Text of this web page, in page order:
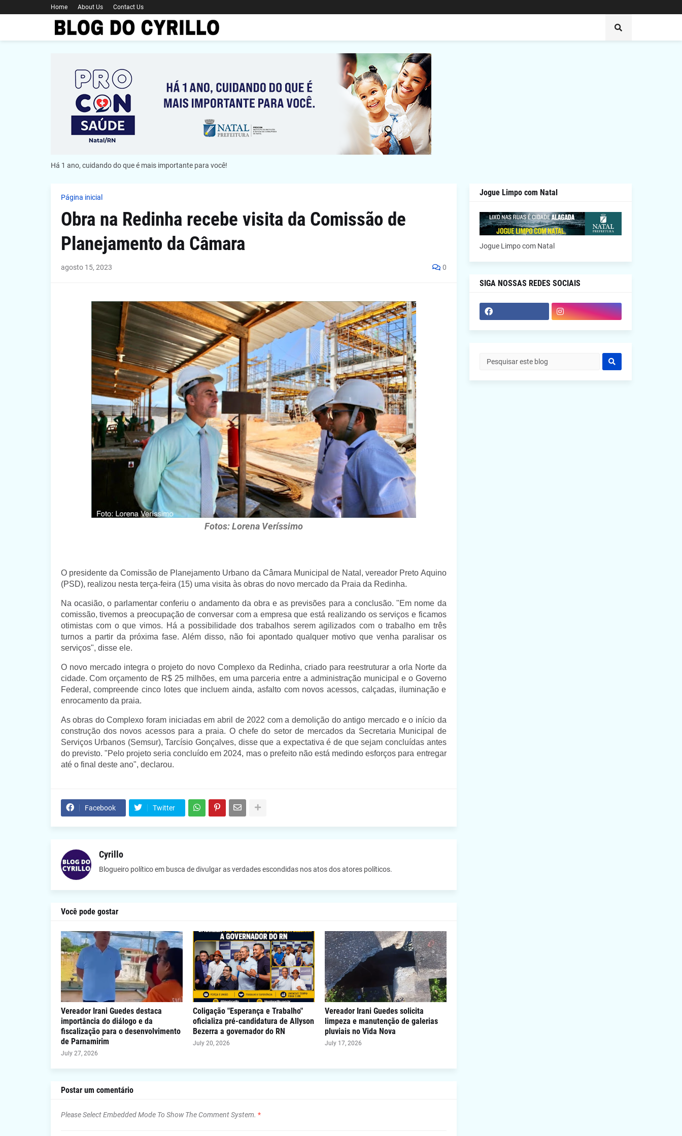
Home About Us Contact Us
Há 1 ano, cuidando do que é mais importante para você!
Página inicial
Obra na Redinha recebe visita da Comissão de
Planejamento da Câmara
agosto 15, 2023 0
Fotos: Lorena Veríssimo
O presidente da Comissão de Planejamento Urbano da Câmara Municipal de Natal, vereador Preto Aquino
(PSD), realizou nesta terça-feira (15) uma visita às obras do novo mercado da Praia da Redinha.
Na ocasião, o parlamentar conferiu o andamento da obra e as previsões para a conclusão. "Em nome da
comissão, tivemos a preocupação de conversar com a empresa que está realizando os serviços e ficamos
otimistas com o que vimos. Há a possibilidade dos trabalhos serem agilizados com o trabalho em três
turnos a partir da próxima fase. Além disso, não foi apontado qualquer motivo que venha paralisar os
serviços", disse ele.
O novo mercado integra o projeto do novo Complexo da Redinha, criado para reestruturar a orla Norte da
cidade. Com orçamento de R$ 25 milhões, em uma parceria entre a administração municipal e o Governo
Federal, compreende cinco lotes que incluem ainda, asfalto com novos acessos, calçadas, iluminação e
enrocamento da praia.
As obras do Complexo foram iniciadas em abril de 2022 com a demolição do antigo mercado e o início da
construção dos novos acessos para a praia. O chefe do setor de mercados da Secretaria Municipal de
Serviços Urbanos (Semsur), Tarcísio Gonçalves, disse que a expectativa é de que sejam concluídas antes
do previsto. "Pelo projeto seria concluído em 2024, mas o prefeito não está medindo esforços para entregar
até o final deste ano", declarou.
Facebook Twitter
Cyrillo
Blogueiro político em busca de divulgar as verdades escondidas nos atos dos atores políticos.
Você pode gostar
Vereador Irani Guedes destaca
importância do diálogo e da
fiscalização para o desenvolvimento
de Parnamirim
July 27, 2026
Coligação "Esperança e Trabalho"
oficializa pré-candidatura de Allyson
Bezerra a governador do RN
July 20, 2026
Vereador Irani Guedes solicita
limpeza e manutenção de galerias
pluviais no Vida Nova
July 17, 2026
Postar um comentário
Please Select Embedded Mode To Show The Comment System. *
Jogue Limpo com Natal
Jogue Limpo com Natal
SIGA NOSSAS REDES SOCIAIS